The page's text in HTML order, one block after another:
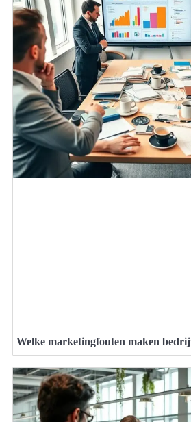
Welke marketingfouten maken